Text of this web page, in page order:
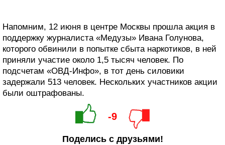
Напомним, 12 июня в центре Москвы прошла акция в
поддержку журналиста «Медузы» Ивана Голунова,
которого обвинили в попытке сбыта наркотиков, в ней
приняли участие около 1,5 тысяч человек. По
подсчетам «ОВД-Инфо», в тот день силовики
задержали 513 человек. Нескольких участников акции
были оштрафованы.
-9
Поделись с друзьями!